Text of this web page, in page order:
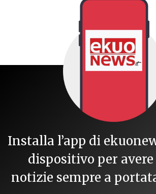
Installa l’app di
dispositivo per
notizie sempre a